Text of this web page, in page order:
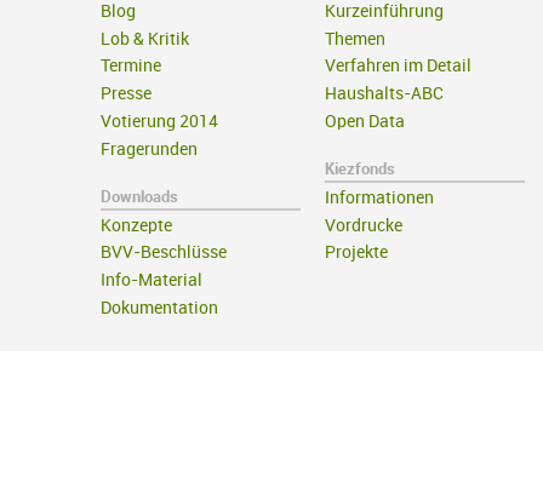
Blog
Lob & Kritik
Termine
Presse
Votierung 2014
Fragerunden
Downloads
Konzepte
BVV-Beschlüsse
Info-Material
Dokumentation
Kurzeinführung
Themen
Verfahren im Detail
Haushalts-ABC
Open Data
Kiezfonds
Informationen
Vordrucke
Projekte